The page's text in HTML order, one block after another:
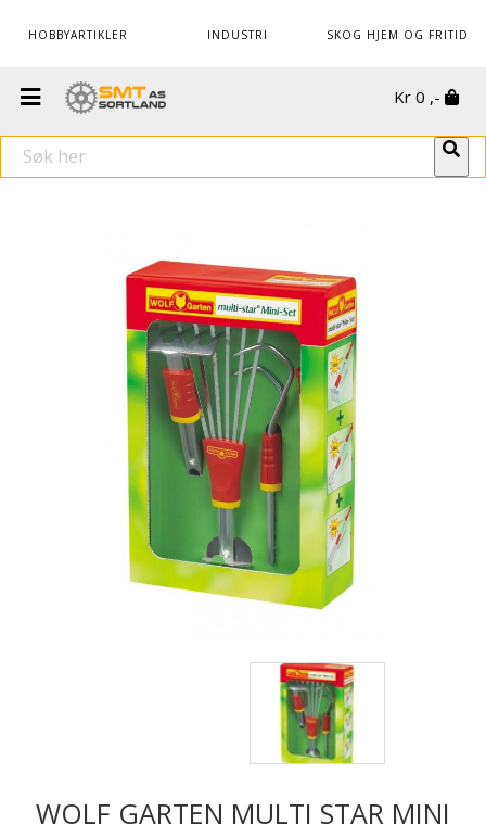
HOBBYARTIKLER INDUSTRI SKOG HJEM OG FRITID
Kr 0 ,-
WOLF GARTEN MULTI STAR MINI